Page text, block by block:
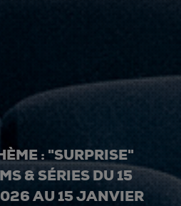
: "SURPRISE"
& SÉRIES DU 15
AU 15 JANVIER